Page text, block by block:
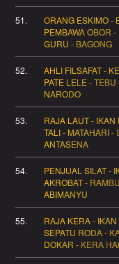
51.
ORANG ESKIMO -
PEMBAWA OBOR
GURU - BAGONG
52.
AHLI FILSAFAT -
PATE LELE -
NARODO
53.
RAJA LAUT - IKAN
TALI - MATAHARI -
ANTASENA
54.
PENJUAL SILAT -
AKROBAT -
ABIMANYU
55.
RAJA KERA -
SEPATU RODA -
DOKAR - KERA